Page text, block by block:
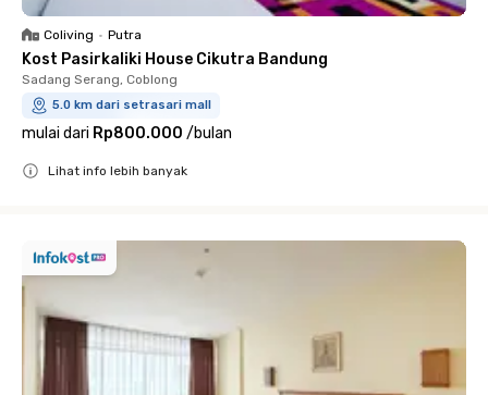
Coliving • Putra
Kost Pasirkaliki House Cikutra Bandung
Sadang Serang, Coblong
5.0 km dari setrasari mall
mulai dari Rp800.000 /bulan
Lihat info lebih banyak